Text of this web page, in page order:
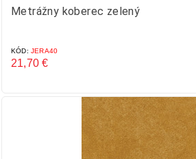
Metrážny koberec zelený
KÓD: JERA40
21,70 €